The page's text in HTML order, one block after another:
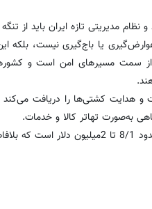
مدیریتی تازه ایران باید از
یا باج‌گیری نیست، بلکه
از سمت مسیرهای امن است و
و هدایت کشتی‌ها را دریافت
به‌صورت تهاتر کالا و خدمات.
درمورد مبالغ نقدی عدد مربوطه چیزی در حدود 8/1